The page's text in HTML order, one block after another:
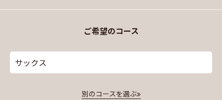
ご希望のコース
サックス
別のコースを選ぶ